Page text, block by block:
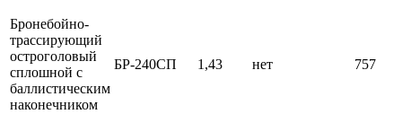
Бронебойно-
трассирующий
остроголовый
сплошной с
баллистическим
наконечником
БР-240СП 1,43 нет 757